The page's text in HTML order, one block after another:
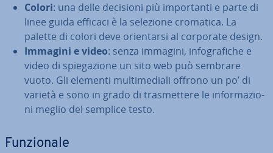
Colori: una delle decisioni più im­por­tan­ti e parte di
linee guida efficaci è la selezione cromatica. La
palette di colori deve orien­tar­si al corporate design.
Immagini e video: senza immagini, in­fo­gra­fi­che e
video di spie­ga­zio­ne un sito web può sembrare
vuoto. Gli elementi mul­ti­me­dia­li offrono un po’ di
varietà e sono in grado di tra­smet­te­re le in­for­ma­zio­
ni meglio del semplice testo.
Fun­zio­na­le